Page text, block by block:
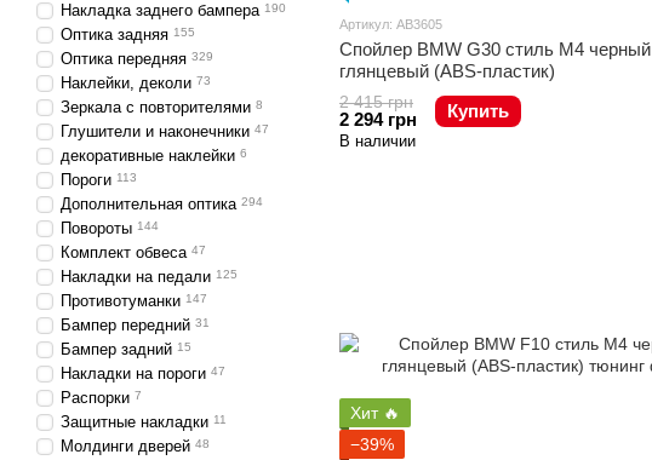
Артикул: AB3605
Cпойлер BMW G30 стиль М4 черный
глянцевый (ABS-пластик)
2 415 грн
2 294 грн Купить
В наличии
Хит 🔥
−39%
Накладка заднего бампера 190
Оптика задняя 155
Оптика передняя 329
Наклейки, деколи 73
Зеркала с повторителями 8
Глушители и наконечники 47
декоративные наклейки 6
Пороги 113
Дополнительная оптика 294
Повороты 144
Комплект обвеса 47
Накладки на педали 125
Противотуманки 147
Бампер передний 31
Бампер задний 15
Накладки на пороги 47
Распорки 7
Защитные накладки 11
Молдинги дверей 48